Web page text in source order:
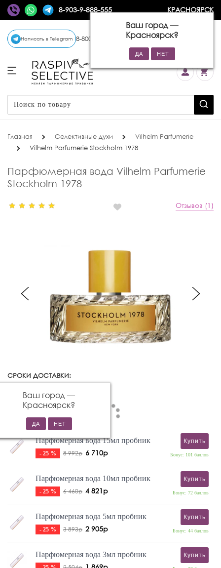
8-903-9-888-555 КРАСНОЯРСК
Ваш город —
Красноярск?
Написать в Telegram 8-800-770-72-34 (бесплатно)
Главная Селективные духи
Vilhelm Parfumerie
Vilhelm Parfumerie Stockholm 1978
Парфюмерная вода Vilhelm Parfumerie
Stockholm 1978
Отзывов (1)
СРОКИ ДОСТАВКИ:
Ваш город —
Красноярск?
Парфюмерная вода 15мл пробник
- 25 % 8 992р 6 710р
Купить
Бонус: 101 баллов
Парфюмерная вода 10мл пробник
- 25 % 6 460р 4 821р
Купить
Бонус: 72 баллов
Парфюмерная вода 5мл пробник
- 25 % 3 893р 2 905р
Купить
Бонус: 44 баллов
Парфюмерная вода 3мл пробник Купить